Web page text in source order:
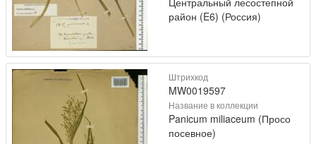
район (E6) (Россия)
Штрихкод
MW0019597
Название в коллекции
Panicum miliaceum (Просо
посевное)